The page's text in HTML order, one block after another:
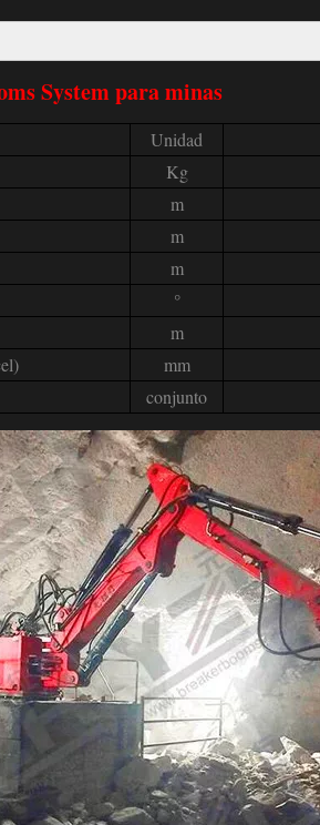
System para minas
Unidad
Kg
m
m
m
°
m
mm
conjunto